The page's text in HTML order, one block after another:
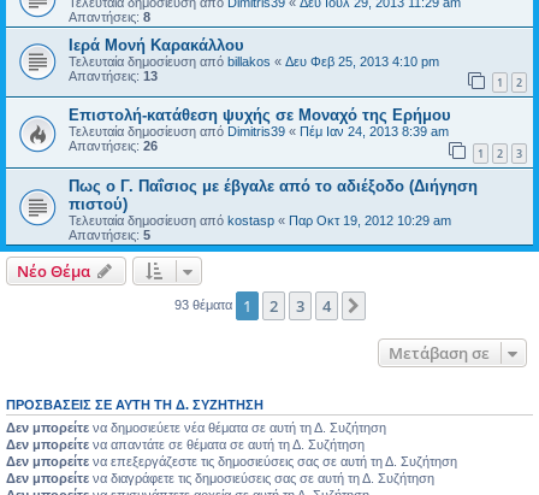
Απαντήσεις: 8
Ιερά Μονή Καρακάλλου
Τελευταία δημοσίευση από billakos « Δευ Φεβ 25, 2013 4:10 pm
Απαντήσεις: 13 1 2
Επιστολή-κατάθεση ψυχής σε Μοναχό της Ερήμου
Τελευταία δημοσίευση από Dimitris39 « Πέμ Ιαν 24, 2013 8:39 am
Απαντήσεις: 26 1 2 3
Πως ο Γ. Παΐσιος με έβγαλε από το αδιέξοδο (Διήγηση
πιστού)
Τελευταία δημοσίευση από kostasp « Παρ Οκτ 19, 2012 10:29 am
Απαντήσεις: 5
Νέο Θέμα
93 θέματα 1 2 3 4
Μετάβαση σε
ΠΡΟΣΒΆΣΕΙΣ ΣΕ ΑΥΤΉ ΤΗ Δ. ΣΥΖΉΤΗΣΗ
Δεν μπορείτε να δημοσιεύετε νέα θέματα σε αυτή τη Δ. Συζήτηση
Δεν μπορείτε να απαντάτε σε θέματα σε αυτή τη Δ. Συζήτηση
Δεν μπορείτε να επεξεργάζεστε τις δημοσιεύσεις σας σε αυτή τη Δ. Συζήτηση
Δεν μπορείτε να διαγράφετε τις δημοσιεύσεις σας σε αυτή τη Δ. Συζήτηση